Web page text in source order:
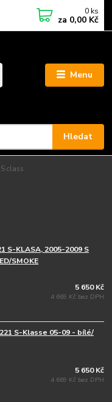
Menu
Hledat
0 ks
za 0,00 Kč
S class
S-KLASA, 2005-2009 S
SMOKE
5 650 Kč
4 669 Kč bez DPH
S-Klasse 05-09 - bílé/
5 650 Kč
4 669 Kč bez DPH